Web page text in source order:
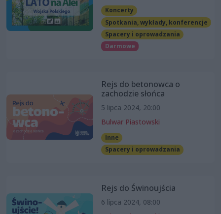
Koncerty
Spotkania, wykłady, konferencje
Spacery i oprowadzania
Darmowe
Rejs do betonowca o
zachodzie słońca
5 lipca 2024, 20:00
Bulwar Piastowski
Inne
Spacery i oprowadzania
Rejs do Świnoujścia
6 lipca 2024, 08:00